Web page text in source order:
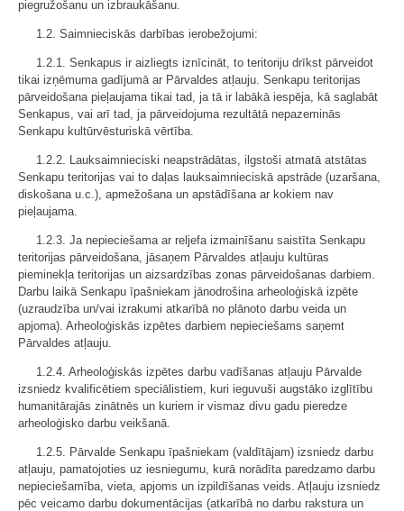
piegružošanu un izbraukāšanu.
1.2. Saimnieciskās darbības ierobežojumi:
1.2.1. Senkapus ir aizliegts iznīcināt, to teritoriju drīkst pārveidot
tikai izņēmuma gadījumā ar Pārvaldes atļauju. Senkapu teritorijas
pārveidošana pieļaujama tikai tad, ja tā ir labākā iespēja, kā saglabāt
Senkapus, vai arī tad, ja pārveidojuma rezultātā nepazeminās
Senkapu kultūrvēsturiskā vērtība.
1.2.2. Lauksaimnieciski neapstrādātas, ilgstoši atmatā atstātas
Senkapu teritorijas vai to daļas lauksaimnieciskā apstrāde (uzaršana,
diskošana u.c.), apmežošana un apstādīšana ar kokiem nav
pieļaujama.
1.2.3. Ja nepieciešama ar reljefa izmainīšanu saistīta Senkapu
teritorijas pārveidošana, jāsaņem Pārvaldes atļauju kultūras
pieminekļa teritorijas un aizsardzības zonas pārveidošanas darbiem.
Darbu laikā Senkapu īpašniekam jānodrošina arheoloģiskā izpēte
(uzraudzība un/vai izrakumi atkarībā no plānoto darbu veida un
apjoma). Arheoloģiskās izpētes darbiem nepieciešams saņemt
Pārvaldes atļauju.
1.2.4. Arheoloģiskās izpētes darbu vadīšanas atļauju Pārvalde
izsniedz kvalificētiem speciālistiem, kuri ieguvuši augstāko izglītību
humanitārajās zinātnēs un kuriem ir vismaz divu gadu pieredze
arheoloģisko darbu veikšanā.
1.2.5. Pārvalde Senkapu īpašniekam (valdītājam) izsniedz darbu
atļauju, pamatojoties uz iesniegumu, kurā norādīta paredzamo darbu
nepieciešamība, vieta, apjoms un izpildīšanas veids. Atļauju izsniedz
pēc veicamo darbu dokumentācijas (atkarībā no darbu rakstura un